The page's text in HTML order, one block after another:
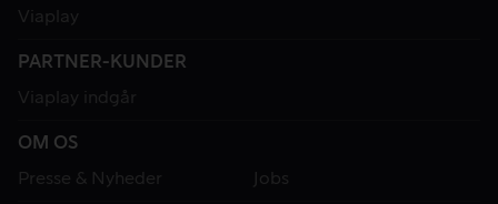
Viaplay
PARTNER-KUNDER
Viaplay indgår
OM OS
Presse & Nyheder
Jobs